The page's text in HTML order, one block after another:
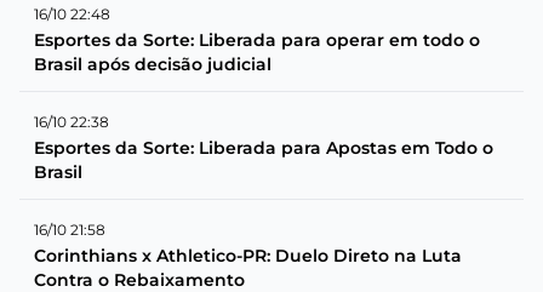
16/10 22:48
Esportes da Sorte: Liberada para operar em todo o
Brasil após decisão judicial
16/10 22:38
Esportes da Sorte: Liberada para Apostas em Todo o
Brasil
16/10 21:58
Corinthians x Athletico-PR: Duelo Direto na Luta
Contra o Rebaixamento